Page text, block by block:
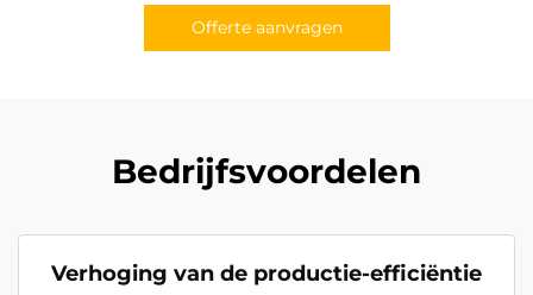
Offerte aanvragen
Bedrijfsvoordelen
Verhoging van de productie-efficiëntie